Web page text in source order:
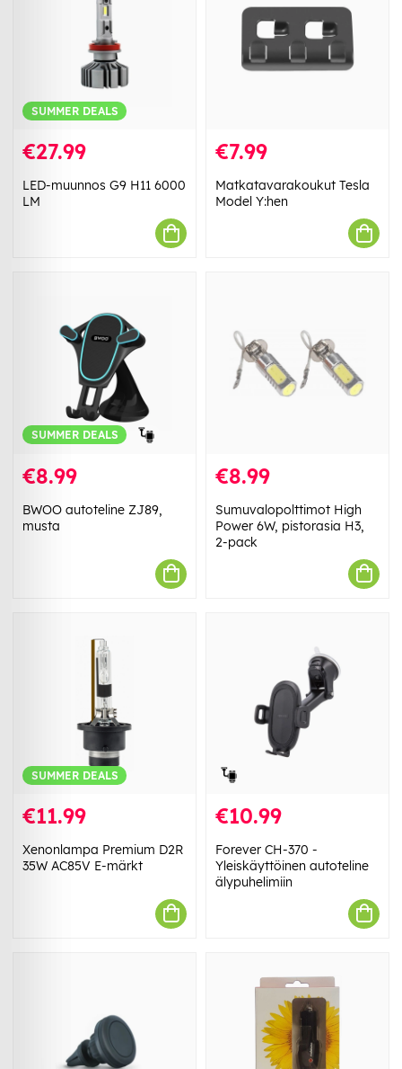
SUMMER DEALS
€27.99
LED-muunnos G9 H11 6000
LM
€7.99
Matkatavarakoukut Tesla
Model Y:hen
SUMMER DEALS
€8.99
BWOO autoteline ZJ89,
musta
€8.99
Sumuvalopolttimot High
Power 6W, pistorasia H3,
2-pack
SUMMER DEALS
€11.99
Xenonlampa Premium D2R
35W AC85V E-märkt
€10.99
Forever CH-370 -
Yleiskäyttöinen autoteline
älypuhelimiin